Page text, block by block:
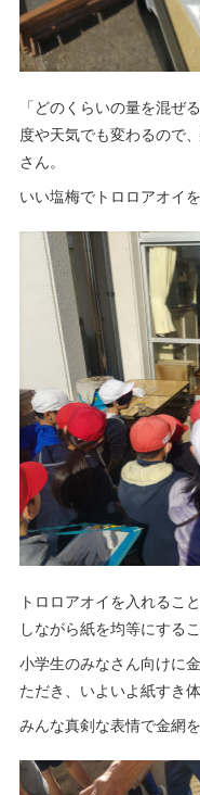
「どのくらいの量を混ぜ
度や天気でも変わるので
さん。
いい塩梅でトロロアオイ
トロロアオイを入れるこ
しながら紙を均等にする
小学生のみなさん向けに
ただき、いよいよ紙すき体
みんな真剣な表情で金網